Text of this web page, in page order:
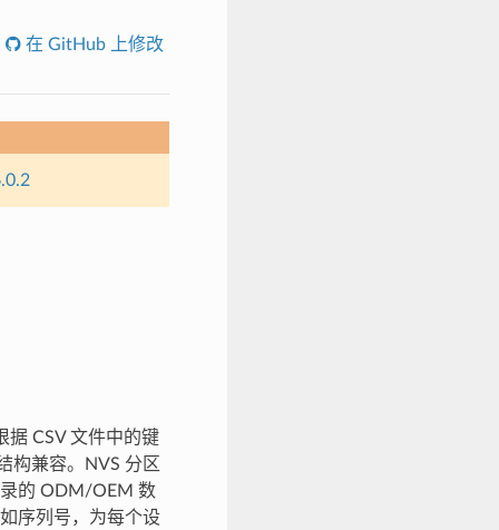
在 GitHub 上修改
据 CSV 文件中的键
构兼容。NVS 分区
的 ODM/OEM 数
序列号，为每个设